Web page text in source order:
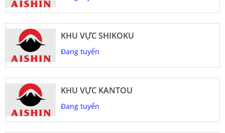
KHU VỰC SHIKOKU
Đang tuyển
KHU VỰC KANTOU
Đang tuyển